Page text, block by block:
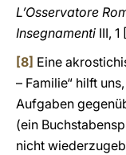
L’Osservatore
Insegnamenti III,
[8] Eine
– Familie“ hilft
Aufgaben
(ein
nicht